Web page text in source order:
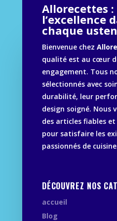
Allorecettes :
l’excellence
chaque
Bienvenue chez
qualité est au cœur
engagement. Tous
sélectionnés avec
durabilité, leur
design soigné. Nous
des articles fiables
pour satisfaire les
passionnés de
DÉCOUVREZ NOS
accueil
Blog